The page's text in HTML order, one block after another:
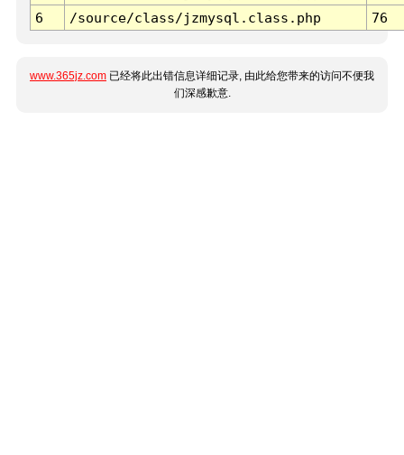
6
/source/class/jzmysql.class.php 76
www.365jz.com 已经将此出错信息详细记录, 由此给您带来的访问不便我
们深感歉意.